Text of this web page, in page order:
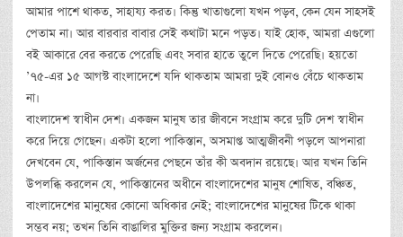
আমার পাশে থাকত, সাহায্য করত। কিন্তু খাতাগুলো যখন পড়ব, কেন যেন সাহসই
পেতাম না। আর বারবার বাবার সেই কথাটা মনে পড়ত। যাই হোক, আমরা এগুলো
বই আকারে বের করতে পেরেছি এবং সবার হাতে তুলে দিতে পেরেছি। হয়তো
’৭৫-এর ১৫ আগস্ট বাংলাদেশে যদি থাকতাম আমরা দুই বোনও বেঁচে থাকতাম
না।
বাংলাদেশ স্বাধীন দেশ। একজন মানুষ তার জীবনে সংগ্রাম করে দুটি দেশ স্বাধীন
করে দিয়ে গেছেন। একটা হলো পাকিস্তান, অসমাপ্ত আত্মজীবনী পড়লে আপনারা
দেখবেন যে, পাকিস্তান অর্জনের পেছনে তাঁর কী অবদান রয়েছে। আর যখন তিনি
উপলব্ধি করলেন যে, পাকিস্তানের অধীনে বাংলাদেশের মানুষ শোষিত, বঞ্চিত,
বাংলাদেশের মানুষের কোনো অধিকার নেই; বাংলাদেশের মানুষের টিকে থাকা
সম্ভব নয়; তখন তিনি বাঙালির মুক্তির জন্য সংগ্রাম করলেন।